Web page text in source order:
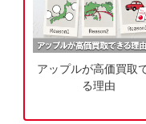
アップルが高価買取
る理由